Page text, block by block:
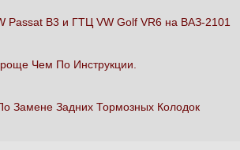
Passat B3 и ГТЦ VW Golf VR6 на ВАЗ-2101
Чем По Инструкции.
Замене Задних Тормозных Колодок